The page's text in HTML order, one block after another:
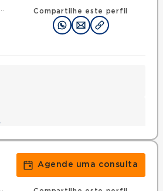
RQE 118019 - Cirurgia geral
Compartilhe este perfil
Agende uma consulta